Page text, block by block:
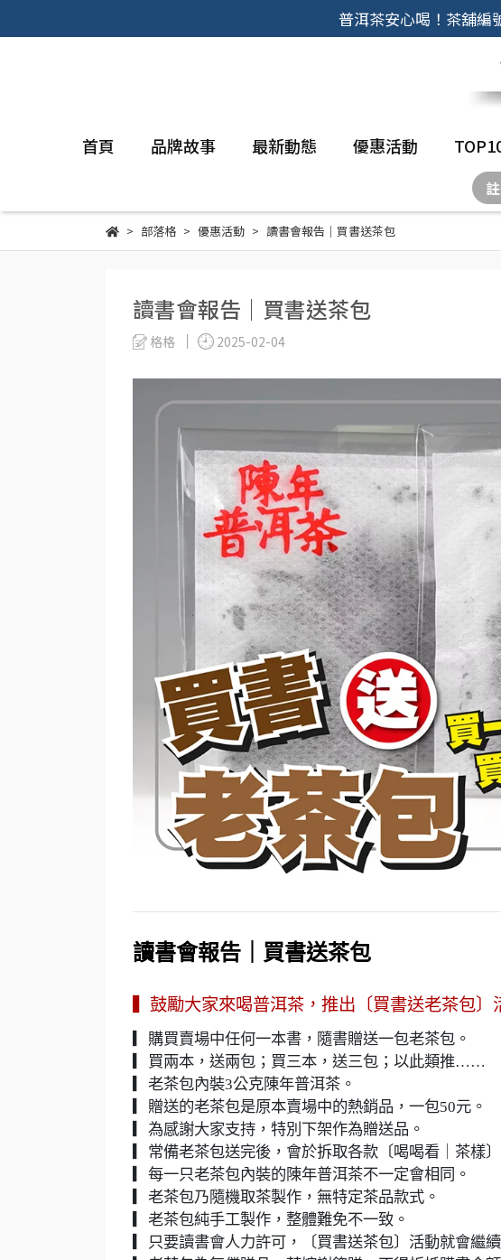
普洱茶安心喝！茶舖編
首頁 品牌故事 最新動態 優惠活動
部落格 優惠活動 讀書會報告｜買書送茶包
讀書會報告｜買書送茶包
格格 2025-02-04
讀書會報告｜買書送茶包
▍鼓勵大家來喝普洱茶，推出〔買書送老茶包〕
▎購買賣場中任何一本書，隨書贈送一包老茶包。
▎買兩本，送兩包；買三本，送三包；以此類推……
▎老茶包內裝3公克陳年普洱茶。
▎贈送的老茶包是原本賣場中的熱銷品，一包50元。
▎為感謝大家支持，特別下架作為贈送品。
▎常備老茶包送完後，會於拆取各款〔喝喝看｜茶樣
▎每一只老茶包內裝的陳年普洱茶不一定會相同。
▎老茶包乃隨機取茶製作，無特定茶品款式。
▎老茶包純手工製作，整體難免不一致。
▎只要讀書會人力許可，〔買書送茶包〕活動就會繼續